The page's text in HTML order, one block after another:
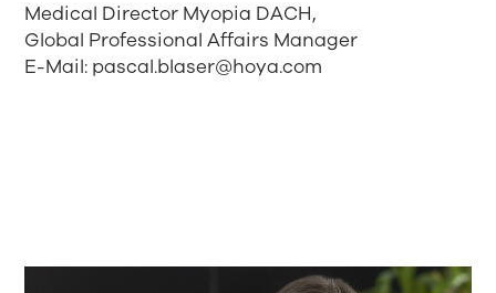
Medical Director Myopia DACH,
Global Professional Affairs Manager
E-Mail: pascal.blaser@hoya.com